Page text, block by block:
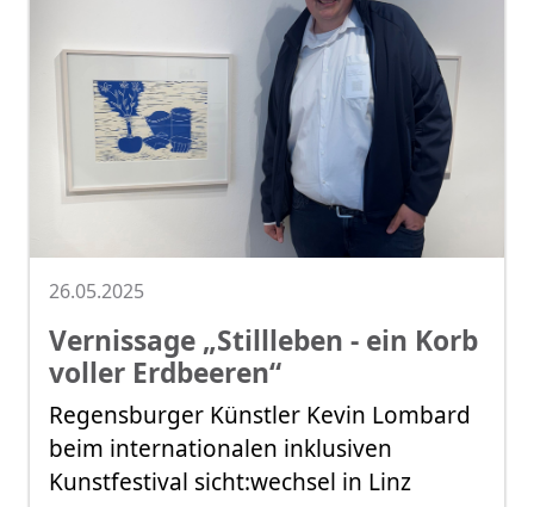
26.05.2025
Vernissage „Stillleben - ein Korb
voller Erdbeeren“
Regensburger Künstler Kevin Lombard
beim internationalen inklusiven
Kunstfestival sicht:wechsel in Linz